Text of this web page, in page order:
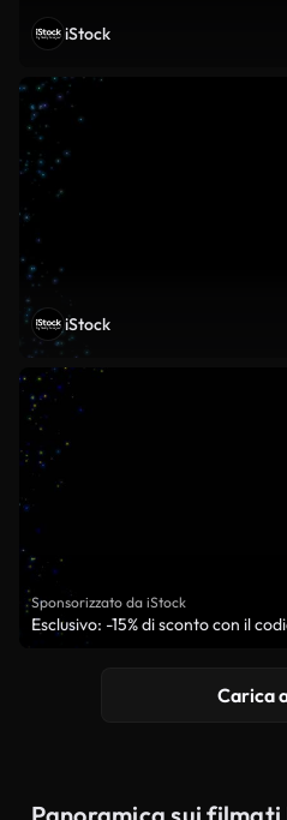
iStock
iStock
Sponsorizzato da iStock
Esclusivo: -15% di sconto con il
Carica